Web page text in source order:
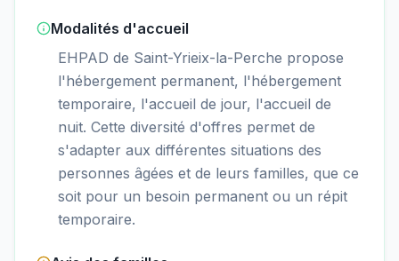
Modalités d'accueil
EHPAD de Saint-Yrieix-la-Perche propose
l'hébergement permanent, l'hébergement
temporaire, l'accueil de jour, l'accueil de
nuit. Cette diversité d'offres permet de
s'adapter aux différentes situations des
personnes âgées et de leurs familles, que ce
soit pour un besoin permanent ou un répit
temporaire.